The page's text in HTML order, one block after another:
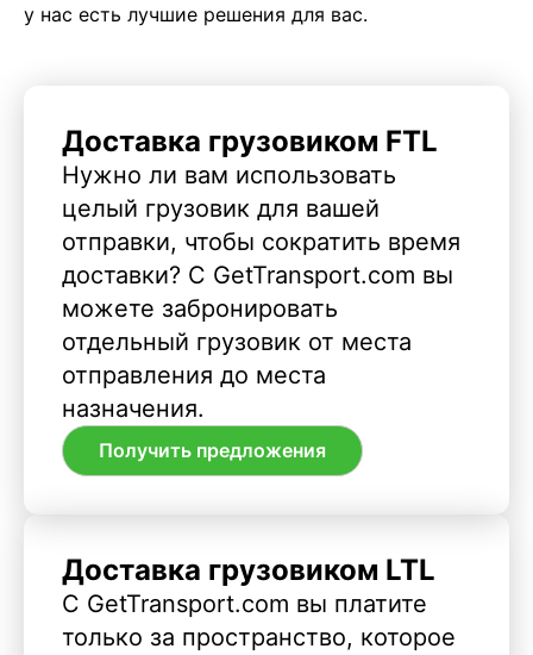
у нас есть лучшие решения для вас.
Доставка грузовиком FTL
Нужно ли вам использовать
целый грузовик для вашей
отправки, чтобы сократить время
доставки? С GetTransport.com вы
можете забронировать
отдельный грузовик от места
отправления до места
назначения.
Получить предложения
Доставка грузовиком LTL
С GetTransport.com вы платите
только за пространство, которое